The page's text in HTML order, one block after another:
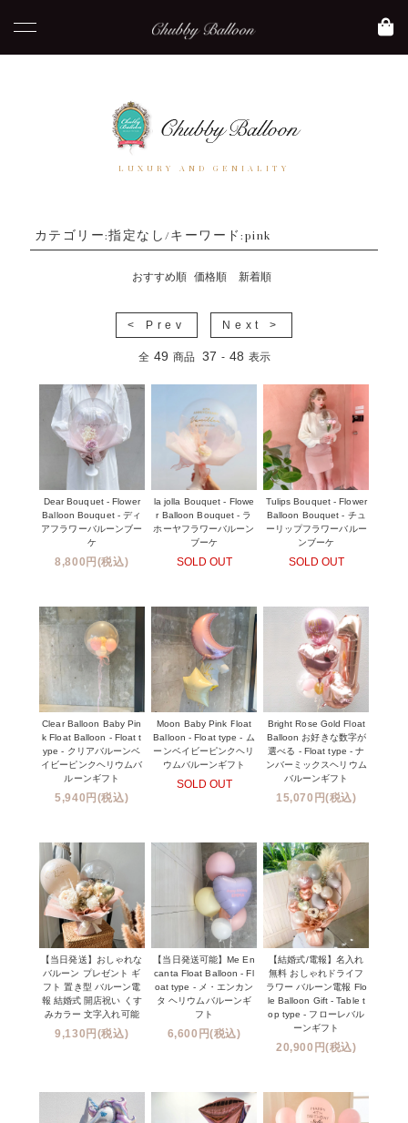
LUXURY AND GENIALITY
カテゴリー:指定なし/キーワード:pink
おすすめ順 価格順 新着順
< Prev Next >
全 49 商品 37 - 48 表示
Dear Bouquet - Flower
Balloon Bouquet - ディ
アフラワーバルーンブー
ケ
8,800円(税込)
la jolla Bouquet - Flowe
r Balloon Bouquet - ラ
ホーヤフラワーバルーン
ブーケ
SOLD OUT
Tulips Bouquet - Flower
Balloon Bouquet - チュ
ーリップフラワーバルー
ンブーケ
SOLD OUT
Clear Balloon Baby Pin
k Float Balloon - Float t
ype - クリアバルーンベ
イビーピンクヘリウムバ
ルーンギフト
5,940円(税込)
Moon Baby Pink Float
Balloon - Float type - ム
ーンベイビーピンクヘリ
ウムバルーンギフト
SOLD OUT
Bright Rose Gold Float
Balloon お好きな数字が
選べる - Float type - ナ
ンバーミックスヘリウム
バルーンギフト
15,070円(税込)
【当日発送】おしゃれな
バルーン プレゼント ギ
フト 置き型 バルーン電
報 結婚式 開店祝い くす
みカラー 文字入れ可能
9,130円(税込)
【当日発送可能】Me En
canta Float Balloon - Fl
oat type - メ・エンカン
タ ヘリウムバルーンギ
フト
6,600円(税込)
【結婚式/電報】名入れ
無料 おしゃれドライフ
ラワー バルーン電報 Flo
le Balloon Gift - Table t
op type - フローレバル
ーンギフト
20,900円(税込)